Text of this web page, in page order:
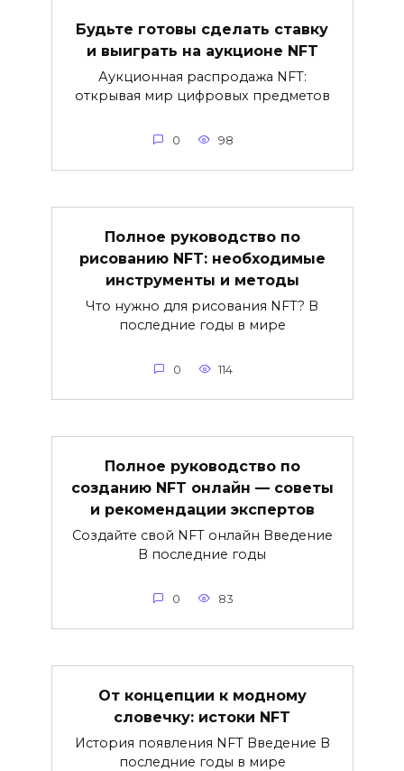
Будьте готовы сделать ставку
и выиграть на аукционе NFT
Аукционная распродажа NFT:
открывая мир цифровых предметов
0 98
Полное руководство по
рисованию NFT: необходимые
инструменты и методы
Что нужно для рисования NFT? В
последние годы в мире
0 114
Полное руководство по
созданию NFT онлайн — советы
и рекомендации экспертов
Создайте свой NFT онлайн Введение
В последние годы
0 83
От концепции к модному
словечку: истоки NFT
История появления NFT Введение В
последние годы в мире